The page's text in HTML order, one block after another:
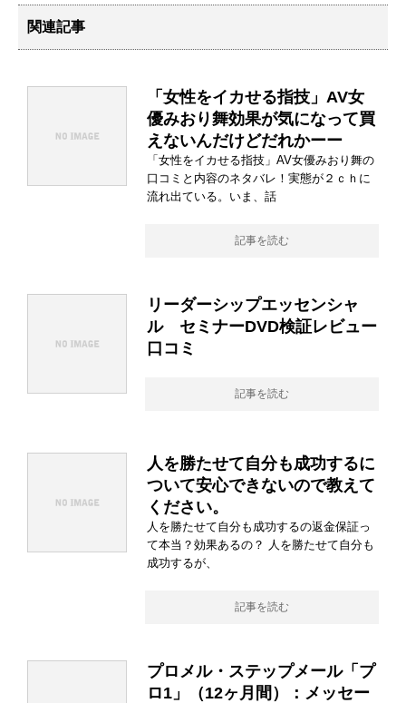
関連記事
「女性をイカせる指技」AV女
優みおり舞効果が気になって買
えないんだけどだれかーー
「女性をイカせる指技」AV女優みおり舞の
口コミと内容のネタバレ！実態が２ｃｈに
流れ出ている。いま、話
記事を読む
リーダーシップエッセンシャ
ル セミナーDVD検証レビュー
口コミ
記事を読む
人を勝たせて自分も成功するに
ついて安心できないので教えて
ください。
人を勝たせて自分も成功するの返金保証っ
て本当？効果あるの？ 人を勝たせて自分も
成功するが、
記事を読む
プロメル・ステップメール「プ
ロ1」（12ヶ月間）：メッセー